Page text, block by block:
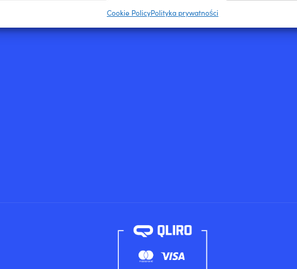
Zapewnienie bezpieczeństwa, zapobieganie oszustwom i
naprawianie błędów, Dostarczanie i prezentowanie reklam i
treści, Zapisanie decyzji dotyczących prywatności oraz
Cookie PolicyPolityka prywatności